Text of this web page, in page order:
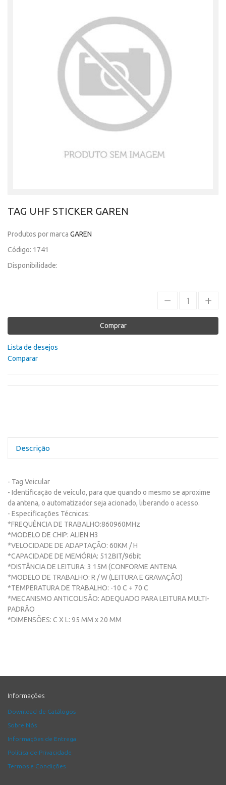
TAG UHF STICKER GAREN
Produtos por marca GAREN
Código: 1741
Disponibilidade:
Comprar
Lista de desejos
Comparar
Descrição
- Tag Veicular
- Identificação de veículo, para que quando o mesmo se aproxime
da antena, o automatizador seja acionado, liberando o acesso.
- Especificações Técnicas:
*FREQUÊNCIA DE TRABALHO:860960MHz
*MODELO DE CHIP: ALIEN H3
*VELOCIDADE DE ADAPTAÇÃO: 60KM / H
*CAPACIDADE DE MEMÓRIA: 512BIT/96bit
*DISTÂNCIA DE LEITURA: 3 15M (CONFORME ANTENA
*MODELO DE TRABALHO: R / W (LEITURA E GRAVAÇÃO)
*TEMPERATURA DE TRABALHO: -10 C + 70 C
*MECANISMO ANTICOLISÃO: ADEQUADO PARA LEITURA MULTI-
PADRÃO
*DIMENSÕES: C X L: 95 MM x 20 MM
Informações
Download de Catálogos
Sobre Nós
Informações de Entrega
Política de Privacidade
Termos e Condições